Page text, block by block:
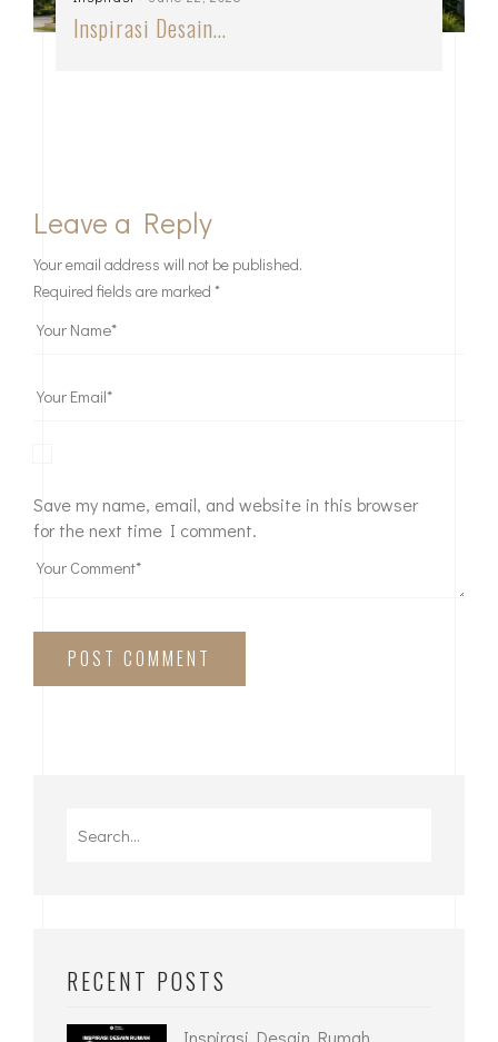
Inspirasi Desain…
Leave a Reply
Your email address will not be published.
Required fields are marked *
Save my name, email, and website in this browser
for the next time I comment.
POST COMMENT
RECENT POSTS